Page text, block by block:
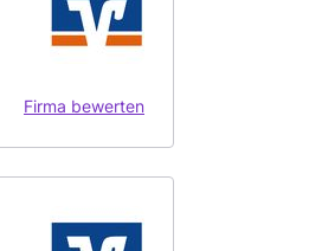
Firma bewerten